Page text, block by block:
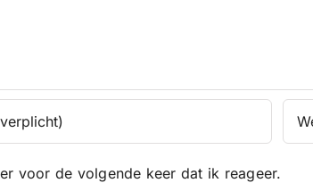
voor de volgende keer dat ik reageer.